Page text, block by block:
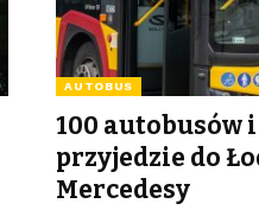
AUTOBUS
100 autobusów
przyjedzie do
Mercedesy